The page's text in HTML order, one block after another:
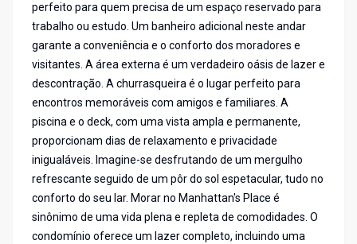
perfeito para quem precisa de um espaço reservado para
trabalho ou estudo. Um banheiro adicional neste andar
garante a conveniência e o conforto dos moradores e
visitantes. A área externa é um verdadeiro oásis de lazer e
descontração. A churrasqueira é o lugar perfeito para
encontros memoráveis com amigos e familiares. A
piscina e o deck, com uma vista ampla e permanente,
proporcionam dias de relaxamento e privacidade
inigualáveis. Imagine-se desfrutando de um mergulho
refrescante seguido de um pôr do sol espetacular, tudo no
conforto do seu lar. Morar no Manhattan's Place é
sinônimo de uma vida plena e repleta de comodidades. O
condomínio oferece um lazer completo, incluindo uma